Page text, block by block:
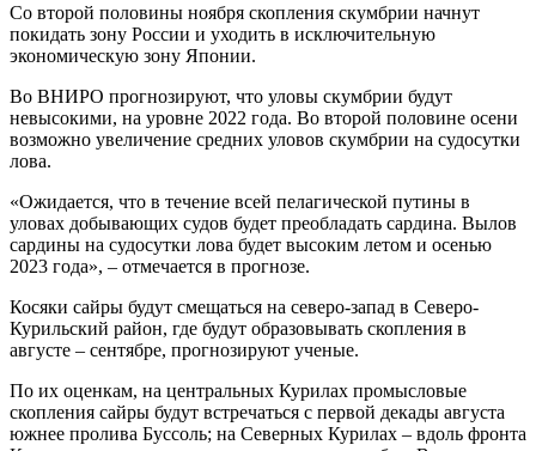
Со второй половины ноября скопления скумбрии начнут
покидать зону России и уходить в исключительную
экономическую зону Японии.
Во ВНИРО прогнозируют, что уловы скумбрии будут
невысокими, на уровне 2022 года. Во второй половине осени
возможно увеличение средних уловов скумбрии на судосутки
лова.
«Ожидается, что в течение всей пелагической путины в
уловах добывающих судов будет преобладать сардина. Вылов
сардины на судосутки лова будет высоким летом и осенью
2023 года», – отмечается в прогнозе.
Косяки сайры будут смещаться на северо-запад в Северо-
Курильский район, где будут образовывать скопления в
августе – сентябре, прогнозируют ученые.
По их оценкам, на центральных Курилах промысловые
скопления сайры будут встречаться с первой декады августа
южнее пролива Буссоль; на Северных Курилах – вдоль фронта